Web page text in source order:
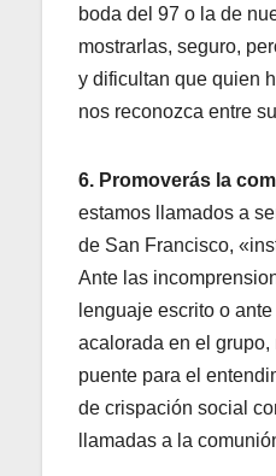
boda del 97 o la de
mostrarlas, seguro,
y dificultan que quien
nos reconozca entre
6. Promoverás la
estamos llamados a
de San Francisco,
Ante las
lenguaje escrito o
acalorada en el grupo,
puente para el
de crispación social
llamadas a la